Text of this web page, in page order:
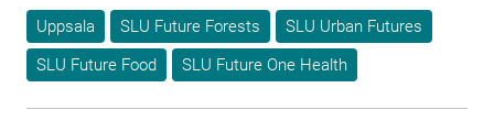
Uppsala SLU Future Forests
SLU Urban Futures
SLU Future Food
SLU Future One Health